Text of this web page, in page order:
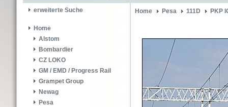
erweiterte Suche
Home
Alstom
Bombardier
CZ LOKO
GM / EMD / Progress Rail
Grampet Group
Newag
Pesa
Home Pesa 111D PKP